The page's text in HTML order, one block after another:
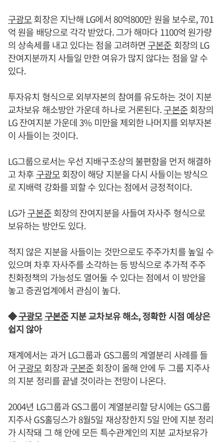
구광모회장은 지난해 LG에서 80억800만 원을 보수로, 701
억 원을 배당으로 각각 받았다. 그가 해마다 1100억 원가량
의 상속세를 내고 있다는 점을 고려하면 구본준 회장의 LG
잔여지분까지 사들일 만한 여유가 많지 않다는 점을 알 수
있다.
투자유치 형식으로 외부자본의 참여를 유도하는 것이 지분
교차보유 해소방안 가운데 하나로 거론된다.구본준회장의
LG 잔여지분 가운데 3% 미만을 제외한 나머지를 외부자본
이 사들이는 것이다.
LG그룹으로서는 우선 지배구조상의 불편함을 먼저 해결하
고 차후 구광모회장이 해당 지분을 다시 사들이는 방식으
로 지배력 강화를 꾀할 수 있다는 점에서 긍정적이다.
LG가구본준회장의 잔여지분을 사들여 자사주 형식으로
보유하는 방안도 있다.
적지 않은 지분을 사들이는 것만으로도 주주가치를 높일 수
있으며 차후 자사주를 소각하는 등 방식으로 추가적 주주
친화정책의 가능성도 열어둘 수 있다는 점에서 이 방안을
놓고 증권업계에서 관심이 높다.
◆구광모 구본준지분 교차보유 해소, 정확한 시점 예상은
쉽지 않아
재계에서는 과거 LG그룹과 GS그룹의 계열분리 사례를 들
어 구광모 회장과구본준회장이 올해 안에 두 그룹 지주사
의 지분 정리를 끝낼 것이라는 전망이 나온다.
2004년 LG그룹과 GS그룹이 계열분리할 당시에는 GS그룹
지주사 GS홀딩스가 8월5일 재상장한지 5일 만에 지분 정리
가 시작돼 그 해 안에 모든 특수관계인의 지분 교차보유가